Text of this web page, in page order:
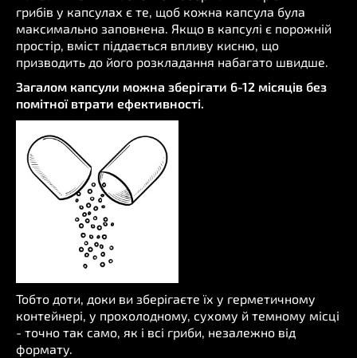
грибів у капсулах є те, щоб кожна капсула була
максимально заповнена. Якщо в капсулі є порожній
простір, вміст піддається впливу кисню, що
призводить до його розкладання набагато швидше.
Загалом капсули можна зберігати 6-12 місяців без
помітної втрати ефективності.
Тобто доти, доки ви зберігаєте їх у герметичному
контейнері, у прохолодному, сухому й темному місці
- точно так само, як і всі гриби, незалежно від
формату.